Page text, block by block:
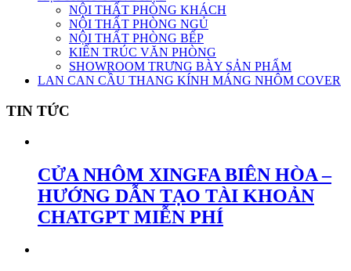
NỘI THẤT PHÒNG KHÁCH
NỘI THẤT PHÒNG NGỦ
NỘI THẤT PHÒNG BẾP
KIẾN TRÚC VĂN PHÒNG
SHOWROOM TRƯNG BÀY SẢN PHẨM
LAN CAN CẦU THANG KÍNH MÁNG NHÔM COVER
TIN TỨC
CỬA NHÔM XINGFA BIÊN HÒA –
HƯỚNG DẪN TẠO TÀI KHOẢN
CHATGPT MIỄN PHÍ